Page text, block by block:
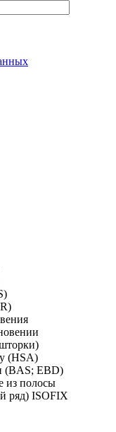
(HSA)
(BAS; EBD)
из полосы
ряд) ISOFIX